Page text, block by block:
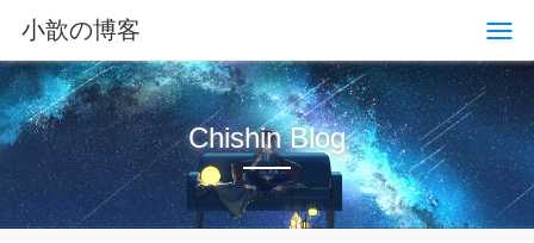
小歆の博客
Chishin Blog